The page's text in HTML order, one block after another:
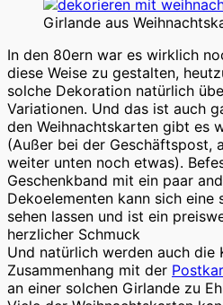
Girlande aus
In den 80ern war es wirklich
diese Weise zu gestalten,
solche Dekoration natürlich
Variationen. Und das ist auch
den Weihnachtskarten gibt es
(Außer bei der Geschäftspost,
weiter unten noch etwas).
Geschenkband mit ein paar
Dekoelementen kann sich
sehen lassen und ist ein
herzlicher Schmuck
Und natürlich werden auch die
Zusammenhang mit der
an einer solchen Girlande zu